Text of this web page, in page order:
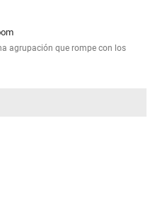
agrupación que rompe con los